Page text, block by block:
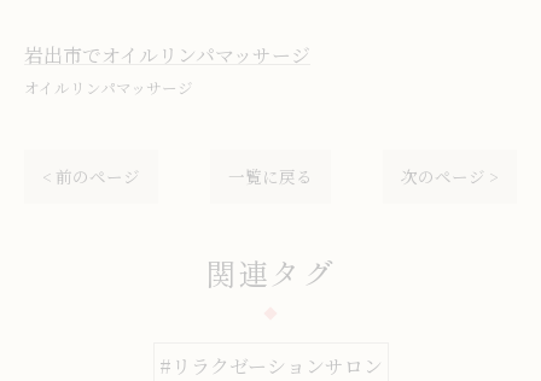
岩出市でオイルリンパマッサージ
オイルリンパマッサージ
< 前のページ 一覧に戻る 次のページ >
関連タグ
#リラクゼーションサロン